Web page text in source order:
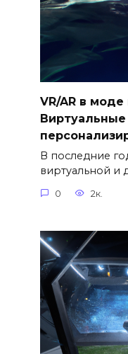
VR/AR в
В последние
виртуальной и
0 2к.